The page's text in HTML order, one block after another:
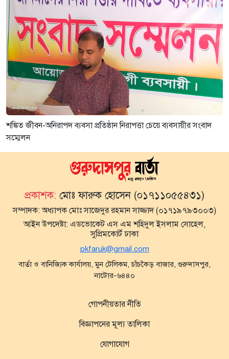
শঙ্কিত জীবন-অনিরাপদ ব্যবসা প্রতিষ্ঠান নিরাপত্তা চেয়ে ব্যবসায়ীর সংবাদ
সম্মেলন
প্রকাশক: মোঃ ফারুক হোসেন (০১৭১১০৫৫৪৩১)
সম্পাদক:অধ্যাপক মোঃ সাজেদুর রহমান সাজ্জাদ (০১৭১৯৭৯৩০০৩)
আইন উপদেষ্টা: এডভোকেট এস এম শহিদুল ইসলাম সোহেল,
সুপ্রিমকোর্ট ঢাকা
pkfaruk@gmail.com
বার্তা ও বানিজ্যিক কার্যালয়, মুন টেলিকম, চাঁচকৈড় বাজার, গুরুদাসপুর,
নাটোর-৬৪৪০
গোপনীয়তার নীতি
বিজ্ঞাপনের মূল্য তালিকা
যোগাযোগ